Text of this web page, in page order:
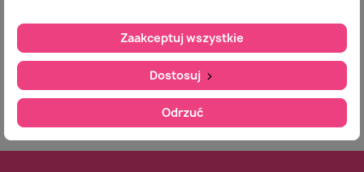
44,00 zł
koszyka
Odrzuć
Dostosuj
Zaakceptuj wszystkie